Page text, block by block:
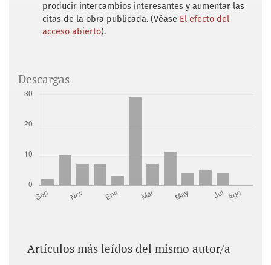
producir intercambios interesantes y aumentar las
citas de la obra publicada. (Véase El efecto del
acceso abierto).
Descargas
Artículos más leídos del mismo autor/a